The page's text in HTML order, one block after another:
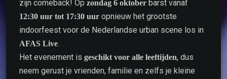
zijn comeback! Op zondag 6 oktober barst vanaf
12:30 uur tot 17:30 uur opnieuw het grootste
indoorfeest voor de Nederlandse urban scene los in
AFAS Live.
Het evenement is geschikt voor alle leeftijden, dus
neem gerust je vrienden, familie en zelfs je kleine